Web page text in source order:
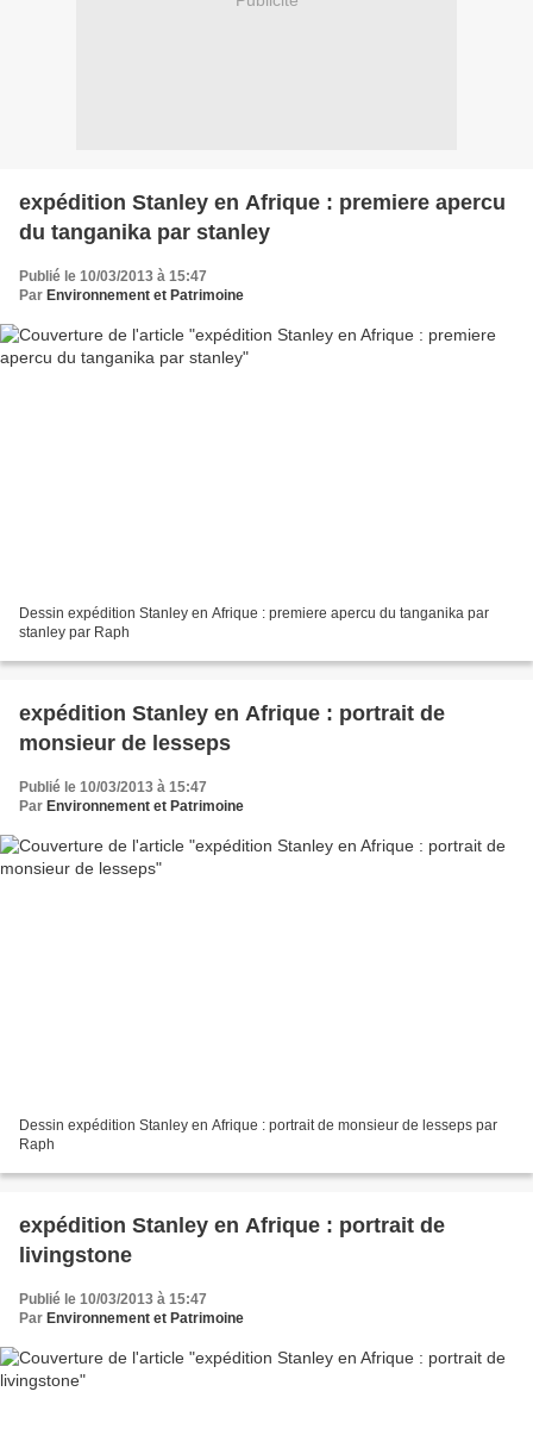
expédition Stanley en Afrique : premiere apercu
du tanganika par stanley
Publié le 10/03/2013 à 15:47
Par Environnement et Patrimoine
Dessin expédition Stanley en Afrique : premiere apercu du tanganika par
stanley par Raph
expédition Stanley en Afrique : portrait de
monsieur de lesseps
Publié le 10/03/2013 à 15:47
Par Environnement et Patrimoine
Dessin expédition Stanley en Afrique : portrait de monsieur de lesseps par
Raph
expédition Stanley en Afrique : portrait de
livingstone
Publié le 10/03/2013 à 15:47
Par Environnement et Patrimoine